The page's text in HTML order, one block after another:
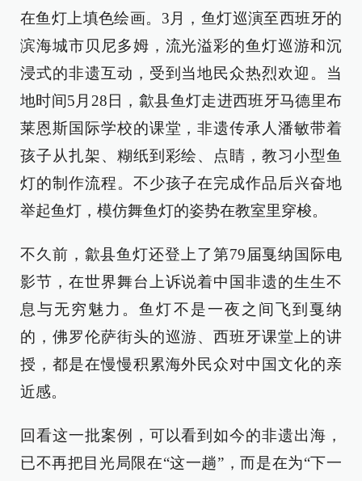
在鱼灯上填色绘画。3月，鱼灯巡演至西班牙的
滨海城市贝尼多姆，流光溢彩的鱼灯巡游和沉
浸式的非遗互动，受到当地民众热烈欢迎。当
地时间5月28日，歙县鱼灯走进西班牙马德里布
莱恩斯国际学校的课堂，非遗传承人潘敏带着
孩子从扎架、糊纸到彩绘、点睛，教习小型鱼
灯的制作流程。不少孩子在完成作品后兴奋地
举起鱼灯，模仿舞鱼灯的姿势在教室里穿梭。
不久前，歙县鱼灯还登上了第79届戛纳国际电
影节，在世界舞台上诉说着中国非遗的生生不
息与无穷魅力。鱼灯不是一夜之间飞到戛纳
的，佛罗伦萨街头的巡游、西班牙课堂上的讲
授，都是在慢慢积累海外民众对中国文化的亲
近感。
回看这一批案例，可以看到如今的非遗出海，
已不再把目光局限在“这一趟”，而是在为“下一